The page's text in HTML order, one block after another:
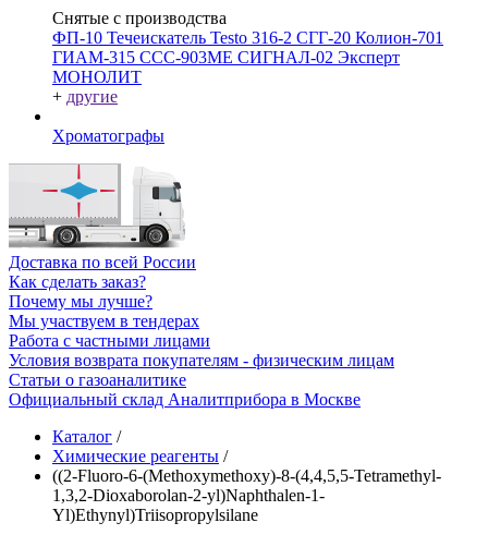
Снятые с производства
ФП-10 Течеискатель Testo 316-2 СГГ-20 Колион-701
ГИАМ-315 ССС-903МЕ СИГНАЛ-02 Эксперт
МОНОЛИТ
+ другие
Хроматографы
Доставка по всей России
Как сделать заказ?
Почему мы лучше?
Мы участвуем в тендерах
Работа с частными лицами
Условия возврата покупателям - физическим лицам
Статьи о газоаналитике
Официальный склад Аналитприбора в Москве
Каталог /
Химические реагенты /
((2-Fluoro-6-(Methoxymethoxy)-8-(4,4,5,5-Tetramethyl-
1,3,2-Dioxaborolan-2-yl)Naphthalen-1-
Yl)Ethynyl)Triisopropylsilane